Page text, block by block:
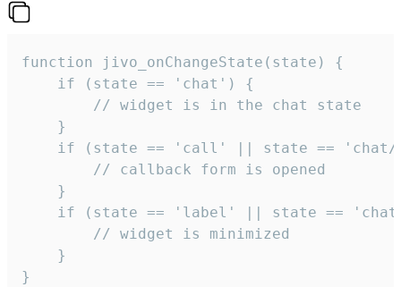
function jivo_onChangeState(state) {
    if (state == 'chat') {
        // widget is in the chat state
    }
if (state == 'call' || state ==
        // callback form is opened
    }
if (state == 'label' || state ==
        // widget is minimized
    }
}